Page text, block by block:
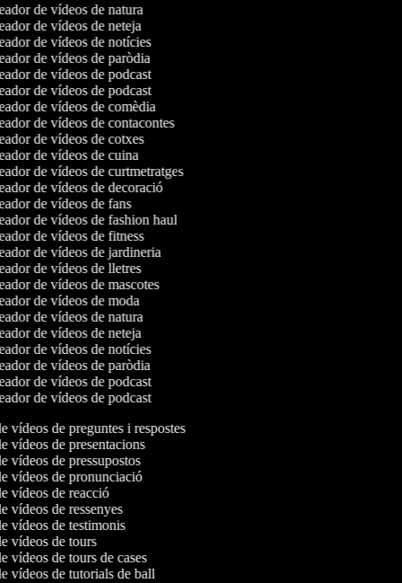
de vídeos de natura
de vídeos de neteja
de vídeos de notícies
de vídeos de paròdia
de vídeos de podcast
de vídeos de podcast
de vídeos de comèdia
de vídeos de contacontes
de vídeos de cotxes
de vídeos de cuina
de vídeos de curtmetratges
de vídeos de decoració
de vídeos de fans
de vídeos de fashion haul
de vídeos de fitness
de vídeos de jardineria
de vídeos de lletres
de vídeos de mascotes
de vídeos de moda
de vídeos de natura
de vídeos de neteja
de vídeos de notícies
de vídeos de paròdia
de vídeos de podcast
de vídeos de podcast
vídeos de preguntes i respostes
vídeos de presentacions
vídeos de pressupostos
vídeos de pronunciació
vídeos de reacció
vídeos de ressenyes
vídeos de testimonis
vídeos de tours
vídeos de tours de cases
vídeos de tutorials de ball